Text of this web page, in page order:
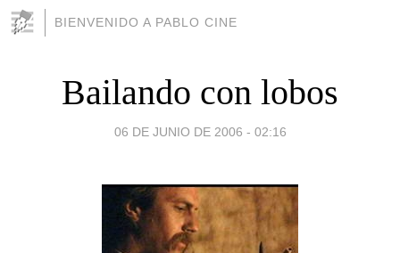
BIENVENIDO A PABLO CINE
Bailando con lobos
06 DE JUNIO DE 2006 - 02:16